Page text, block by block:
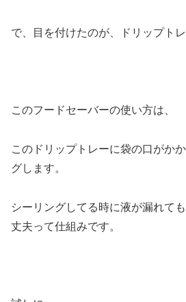
で、目を付けたのが、ドリップト
このフードセーバーの使い方は、
このドリップトレーに袋の口がか
グします。
シーリングしてる時に液が漏れて
丈夫って仕組みです。